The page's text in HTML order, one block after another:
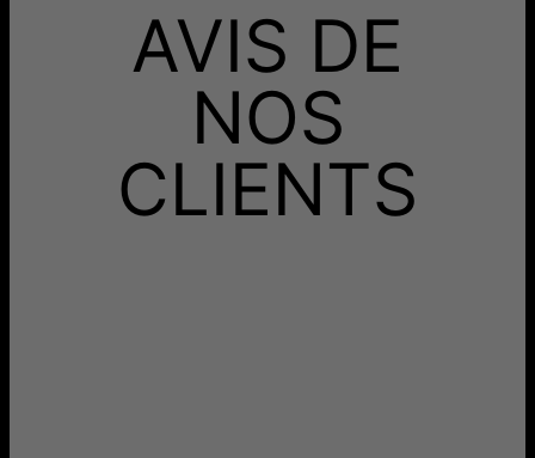
AVIS DE
NOS
CLIENTS